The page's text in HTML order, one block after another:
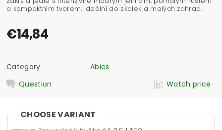
a kompaktním tvarem. Ideální do skalek a malých zahrad.
€14,84
Category
Abies
Question
Watch price
CHOOSE VARIANT